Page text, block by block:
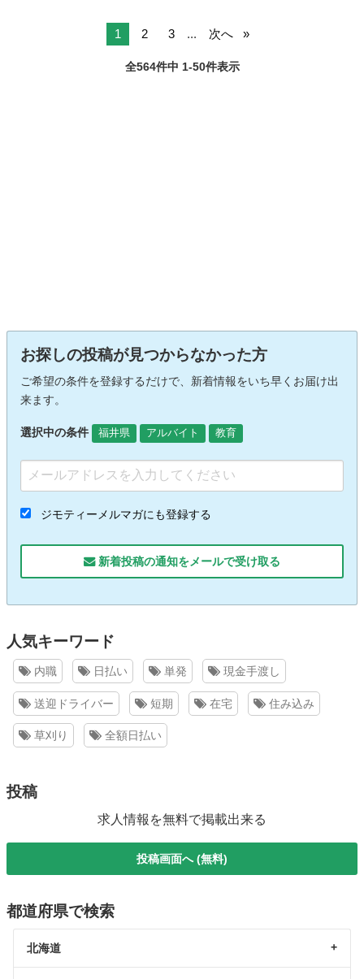
1 2 3 ... 次へ
全564件中 1-50件表示
お探しの投稿が見つからなかった方
ご希望の条件を登録するだけで、新着情報をいち早くお届け出
来ます。
選択中の条件 福井県 アルバイト 教育
ジモティーメルマガにも登録する
新着投稿の通知をメールで受け取る
人気キーワード
内職 日払い 単発 現金手渡し
送迎ドライバー 短期 在宅 住み込み
草刈り 全額日払い
投稿
求人情報を無料で掲載出来る
投稿画面へ (無料)
都道府県で検索
北海道